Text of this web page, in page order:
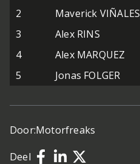
2
Maverick VIÑALES
3
Alex RINS
4
Alex MARQUEZ
5
Jonas FOLGER
Door:Motorfreaks
Deel